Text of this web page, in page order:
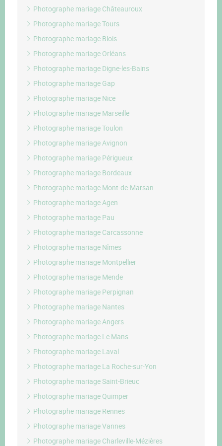
Photographe mariage Châteauroux
Photographe mariage Tours
Photographe mariage Blois
Photographe mariage Orléans
Photographe mariage Digne-les-Bains
Photographe mariage Gap
Photographe mariage Nice
Photographe mariage Marseille
Photographe mariage Toulon
Photographe mariage Avignon
Photographe mariage Périgueux
Photographe mariage Bordeaux
Photographe mariage Mont-de-Marsan
Photographe mariage Agen
Photographe mariage Pau
Photographe mariage Carcassonne
Photographe mariage Nîmes
Photographe mariage Montpellier
Photographe mariage Mende
Photographe mariage Perpignan
Photographe mariage Nantes
Photographe mariage Angers
Photographe mariage Le Mans
Photographe mariage Laval
Photographe mariage La Roche-sur-Yon
Photographe mariage Saint-Brieuc
Photographe mariage Quimper
Photographe mariage Rennes
Photographe mariage Vannes
Photographe mariage Charleville-Mézières